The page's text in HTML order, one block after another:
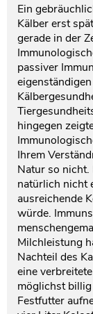
Ein
Kälber erst
gerade in der
passiver
hingegen
Ihrem
Natur so nicht.
natürlich nicht
ausreichende
würde.
Milchleistung
Nachteil des
eine
möglichst
Festfutter